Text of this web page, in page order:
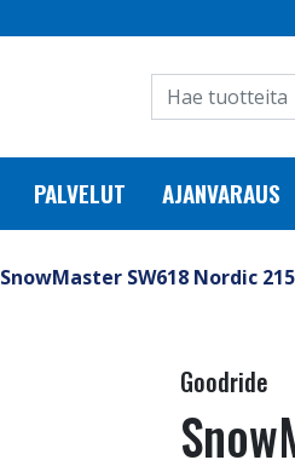
PALVELUT AJANVARAUS
SnowMaster SW618 Nordic
Goodride